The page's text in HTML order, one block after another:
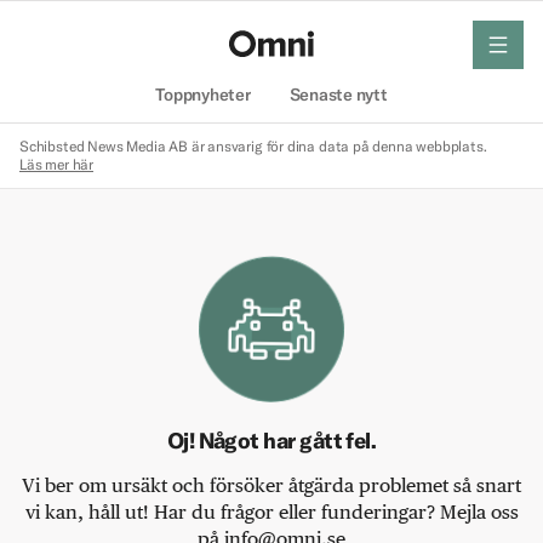
Toppnyheter Senaste nytt
meny
Schibsted News Media AB är ansvarig för dina data på denna webbplats.
Läs mer här
Oj! Något har gått fel.
Vi ber om ursäkt och försöker åtgärda problemet så snart
vi kan, håll ut! Har du frågor eller funderingar? Mejla oss